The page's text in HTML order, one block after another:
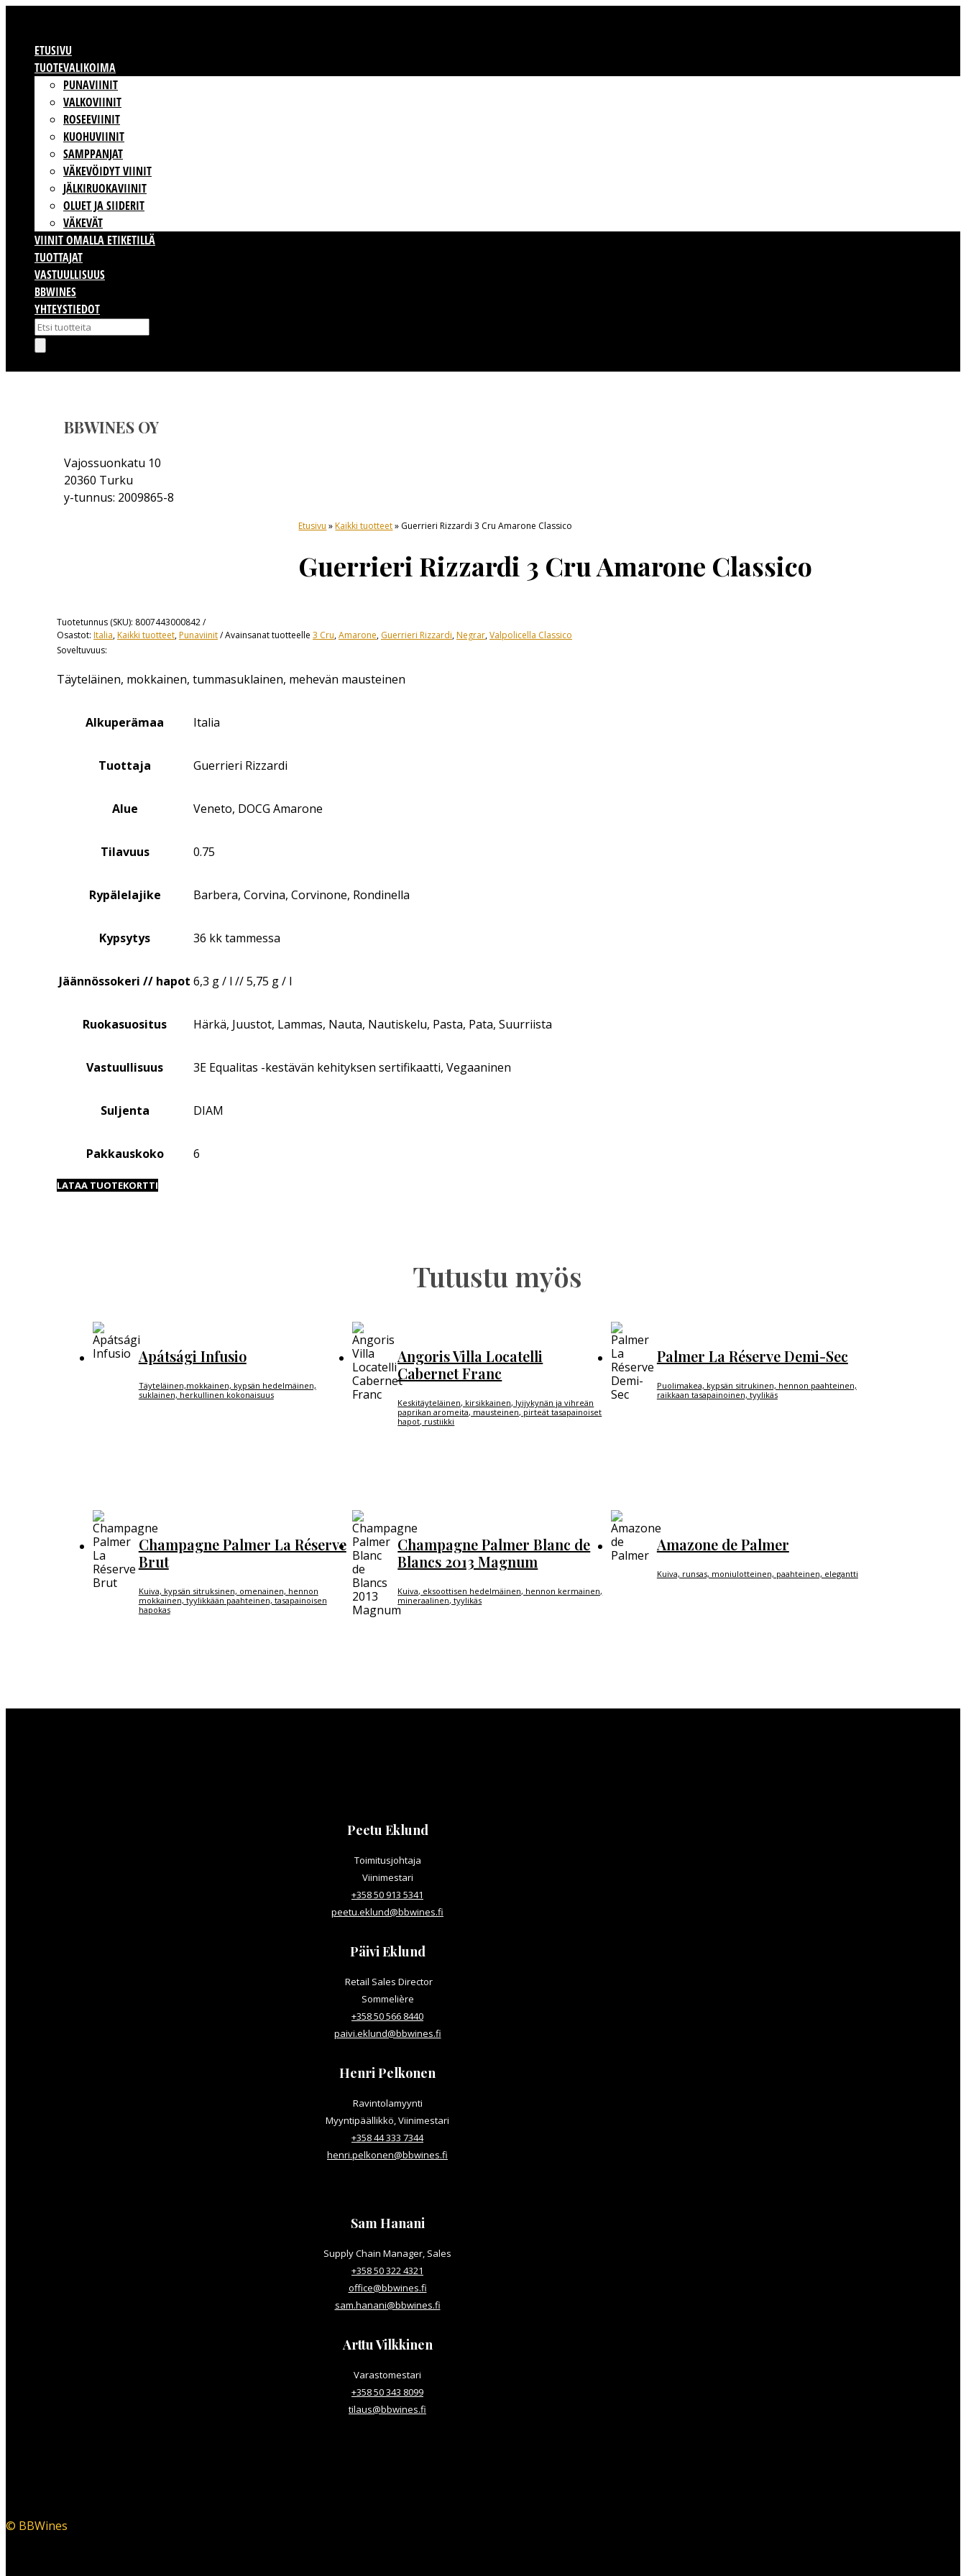
ETUSIVU
TUOTEVALIKOIMA
PUNAVIINIT
VALKOVIINIT
ROSEEVIINIT
KUOHUVIINIT
SAMPPANJAT
VÄKEVÖIDYT VIINIT
JÄLKIRUOKAVIINIT
OLUET JA SIIDERIT
VÄKEVÄT
VIINIT OMALLA ETIKETILLÄ
TUOTTAJAT
VASTUULLISUUS
BBWINES
YHTEYSTIEDOT
Products
search
BBWINES OY
Vajossuonkatu 10
20360 Turku
y-tunnus: 2009865-8
Etusivu »Kaikki tuotteet» Guerrieri Rizzardi 3 Cru Amarone Classico
Guerrieri Rizzardi 3 Cru Amarone Classico
Tuotetunnus (SKU): 8007443000842
Osastot: Italia,Kaikki tuotteet,Punaviinit Avainsanat tuotteelle 3 Cru,Amarone, Guerrieri Rizzardi,Negrar,Valpolicella Classico
Soveltuvuus:
Täyteläinen, mokkainen, tummasuklainen, mehevän mausteinen
Alkuperämaa Italia
Tuottaja Guerrieri Rizzardi
Alue Veneto, DOCG Amarone
Tilavuus 0.75
Rypälelajike Barbera, Corvina, Corvinone, Rondinella
Kypsytys 36 kk tammessa
Jäännössokeri // hapot 6,3 g / l // 5,75 g / l
Ruokasuositus Härkä, Juustot, Lammas, Nauta, Nautiskelu, Pasta, Pata, Suurriista
Vastuullisuus 3E Equalitas -kestävän kehityksen sertifikaatti, Vegaaninen
Suljenta DIAM
Pakkauskoko 6
LATAA TUOTEKORTTI
Tutustu myös
Apátsági Infusio
Täyteläinen,mokkainen, kypsän hedelmäinen,
suklainen, herkullinen kokonaisuus
Angoris Villa Locatelli
Cabernet Franc
Keskitäyteläinen, kirsikkainen, lyijykynän ja vihreän
paprikan aromeita, mausteinen, pirteät tasapainoiset
hapot, rustiikki
Palmer La Réserve Demi-Sec
Puolimakea, kypsän sitrukinen, hennon paahteinen,
raikkaan tasapainoinen, tyylikäs
Champagne Palmer La Réserve
Brut
Kuiva, kypsän sitruksinen, omenainen, hennon
mokkainen, tyylikkään paahteinen, tasapainoisen
hapokas
Champagne Palmer Blanc de
Blancs 2013 Magnum
Kuiva, eksoottisen hedelmäinen, hennon kermainen,
mineraalinen, tyylikäs
Amazone de Palmer
Kuiva, runsas, moniulotteinen, paahteinen, elegantti
Peetu Eklund
Toimitusjohtaja
Viinimestari
+358 50 913 5341
peetu.eklund@bbwines.fi
Päivi Eklund
Retail Sales Director
Sommelière
+358 50 566 8440
paivi.eklund@bbwines.fi
Henri Pelkonen
Ravintolamyynti
Myyntipäällikkö, Viinimestari
+358 44 333 7344
henri.pelkonen@bbwines.fi
Sam Hanani
Supply Chain Manager, Sales
+358 50 322 4321
office@bbwines.fi
sam.hanani@bbwines.fi
Arttu Vilkkinen
Varastomestari
+358 50 343 8099
tilaus@bbwines.fi
© BBWines